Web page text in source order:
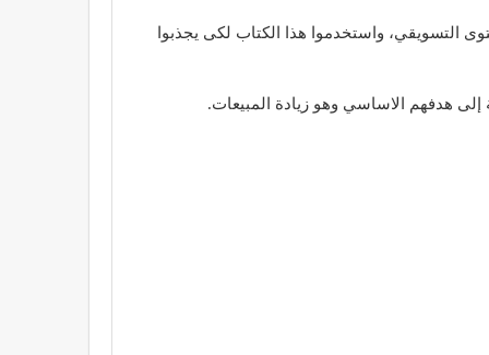
التسويقي، واستخدموا هذا الكتاب لكى يجذبوا
إلى هدفهم الاساسي وهو زيادة المبيعات.